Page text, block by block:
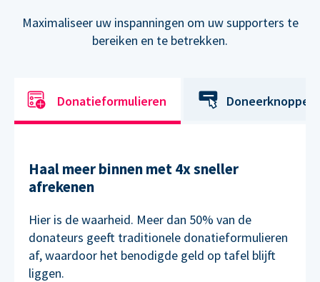
Maximaliseer uw inspanningen om uw supporters te
bereiken en te betrekken.
Donatieformulieren Doneerknoppen
Haal meer binnen met 4x sneller
afrekenen
Hier is de waarheid. Meer dan 50% van de
donateurs geeft traditionele donatieformulieren
af, waardoor het benodigde geld op tafel blijft
liggen.